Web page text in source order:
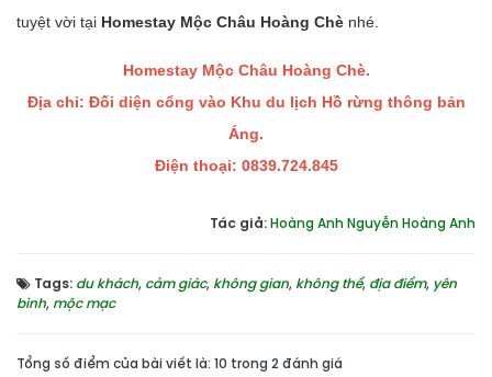
tuyệt vời tại Homestay Mộc Châu Hoàng Chè nhé.
Homestay Mộc Châu Hoàng Chè.
Địa chỉ: Đối diện cổng vào Khu du lịch Hồ rừng thông bản
Áng.
Điện thoại: 0839.724.845
Tác giả:Hoàng Anh Nguyễn Hoàng Anh
Tags: du khách, cảm giác, không gian, không thể, địa điểm, yên
bình, mộc mạc
Tổng số điểm của bài viết là: 10 trong 2 đánh giá